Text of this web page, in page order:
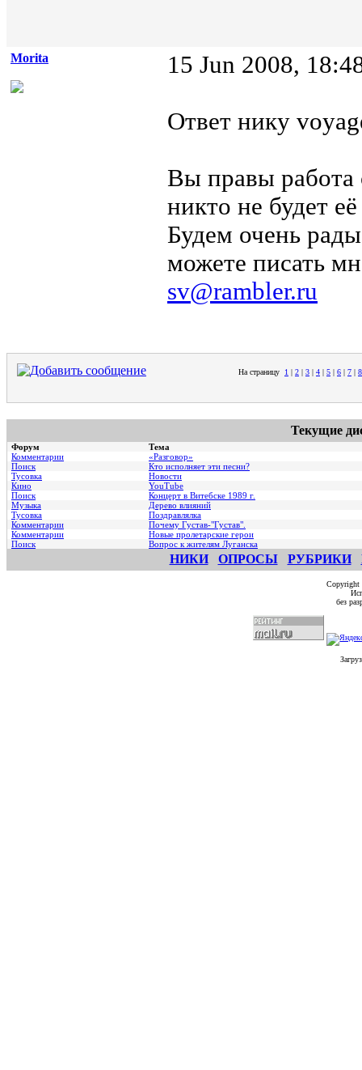
Morita 15 Jun 2008,
Ответ нику
Вы правы работа
никто не будет
Будем очень
можете писать
sv@rambler.ru
На страницу 1 | 2 | 3 | 4 | 5 | 6 | 7 | 8
Текущие
Форум
Тема
Комментарии
«Разговор»
Поиск
Кто исполняет эти песни?
Тусовка
Новости
Кино
YouTube
Поиск
Концерт в Витебске 1989 г.
Музыка
Дерево влияний
Тусовка
Поздравлялка
Комментарии
Почему Густав-"Густав".
Комментарии
Hовые пролетарские герои
Поиск
Вопрос к жителям Луганска
НИКИ ОПРОСЫ РУБРИКИ
без